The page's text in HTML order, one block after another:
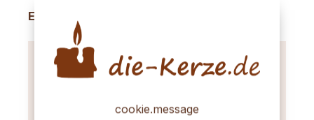
Produktgalerie überspringen
Empfehlungen
cookie.message